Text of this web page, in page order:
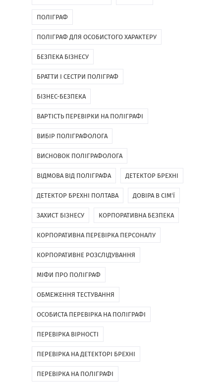
ПОЛІГРАФ
ПОЛІГРАФ ДЛЯ ОСОБИСТОГО ХАРАКТЕРУ
БЕЗПЕКА БІЗНЕСУ
БРАТТИ І СЕСТРИ ПОЛІГРАФ
БІЗНЕС-БЕЗПЕКА
ВАРТІСТЬ ПЕРЕВІРКИ НА ПОЛІГРАФІ
ВИБІР ПОЛІГРАФОЛОГА
ВИСНОВОК ПОЛІГРАФОЛОГА
ВІДМОВА ВІД ПОЛІГРАФА ДЕТЕКТОР БРЕХНІ
ДЕТЕКТОР БРЕХНІ ПОЛТАВА ДОВІРА В СІМ'Ї
ЗАХИСТ БІЗНЕСУ КОРПОРАТИВНА БЕЗПЕКА
КОРПОРАТИВНА ПЕРЕВІРКА ПЕРСОНАЛУ
КОРПОРАТИВНЕ РОЗСЛІДУВАННЯ
МІФИ ПРО ПОЛІГРАФ
ОБМЕЖЕННЯ ТЕСТУВАННЯ
ОСОБИСТА ПЕРЕВІРКА НА ПОЛІГРАФІ
ПЕРЕВІРКА ВІРНОСТІ
ПЕРЕВІРКА НА ДЕТЕКТОРІ БРЕХНІ
ПЕРЕВІРКА НА ПОЛІГРАФІ